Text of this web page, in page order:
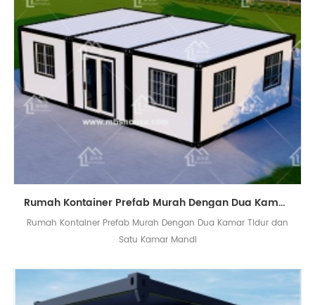
Rumah Kontainer Prefab Murah Dengan Dua Kamar Tidur dan Satu Kamar Mandi
Rumah Kontainer Prefab Murah Dengan Dua Kamar Tidur dan
Satu Kamar Mandi